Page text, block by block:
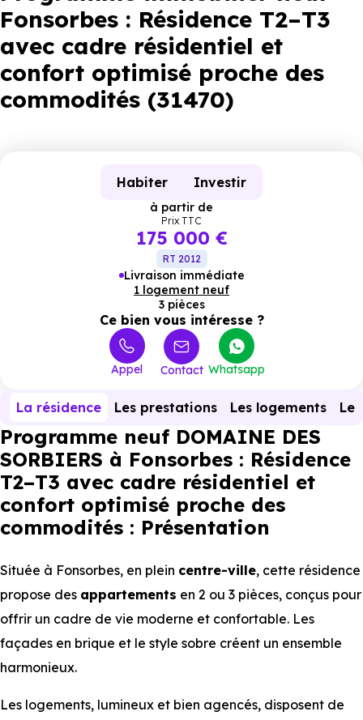
Fonsorbes : Résidence T2–T3
avec cadre résidentiel et
confort optimisé proche des
commodités (31470)
Habiter Investir
à partir de
Prix TTC
175 000 €
RT 2012
Livraison immédiate
1 logement neuf
3 pièces
Ce bien vous intéresse ?
Appel Contact Whatsapp
La résidence Les prestations Les logements Le
Programme neuf DOMAINE DES
SORBIERS à Fonsorbes : Résidence
T2–T3 avec cadre résidentiel et
confort optimisé proche des
commodités : Présentation
Située à Fonsorbes, en plein centre-ville, cette résidence
propose des appartements en 2 ou 3 pièces, conçus pour
offrir un cadre de vie moderne et confortable. Les
façades en brique et le style sobre créent un ensemble
harmonieux.
Les logements, lumineux et bien agencés, disposent de